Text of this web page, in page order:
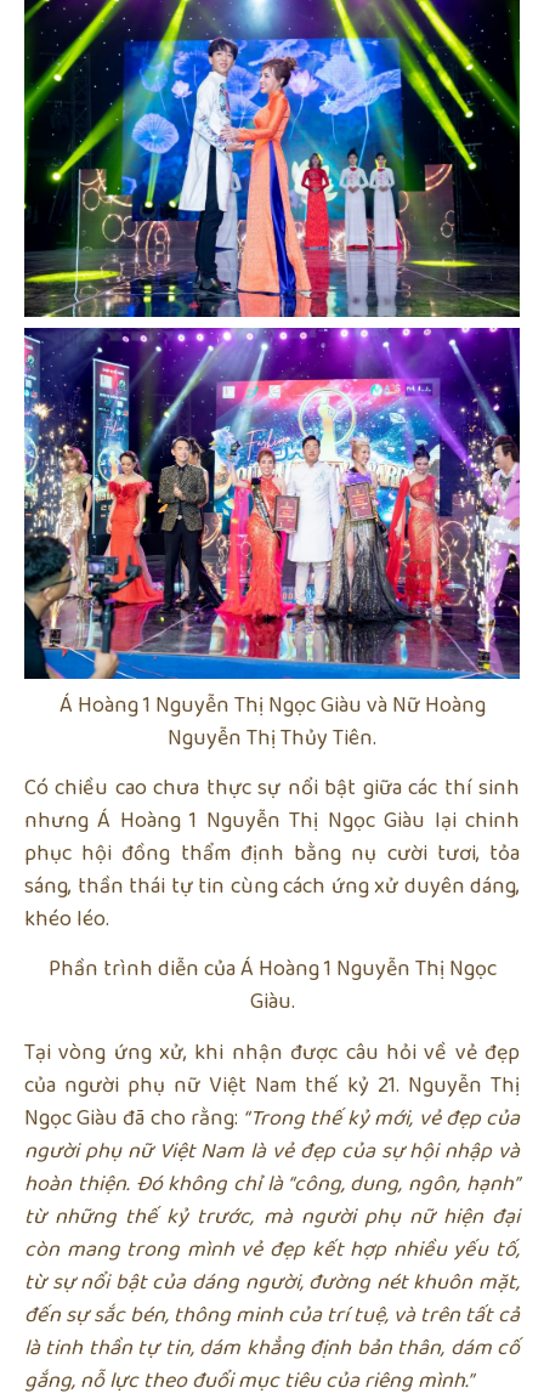
Á Hoàng 1 Nguyễn Thị Ngọc Giàu và Nữ Hoàng
Nguyễn Thị Thủy Tiên.
Có chiều cao chưa thực sự nổi bật giữa các thí sinh
nhưng Á Hoàng 1 Nguyễn Thị Ngọc Giàu lại chinh
phục hội đồng thẩm định bằng nụ cười tươi, tỏa
sáng, thần thái tự tin cùng cách ứng xử duyên dáng,
khéo léo.
Phần trình diễn của Á Hoàng 1 Nguyễn Thị Ngọc
Giàu.
Tại vòng ứng xử, khi nhận được câu hỏi về vẻ đẹp
của người phụ nữ Việt Nam thế kỷ 21. Nguyễn Thị
Ngọc Giàu đã cho rằng: “Trong thế kỷ mới, vẻ đẹp của
người phụ nữ Việt Nam là vẻ đẹp của sự hội nhập và
hoàn thiện. Đó không chỉ là “công, dung, ngôn, hạnh”
từ những thế kỷ trước, mà người phụ nữ hiện đại
còn mang trong mình vẻ đẹp kết hợp nhiều yếu tố,
từ sự nổi bật của dáng người, đường nét khuôn mặt,
đến sự sắc bén, thông minh của trí tuệ, và trên tất cả
là tinh thần tự tin, dám khẳng định bản thân, dám cố
gắng, nỗ lực theo đuổi mục tiêu của riêng mình.”